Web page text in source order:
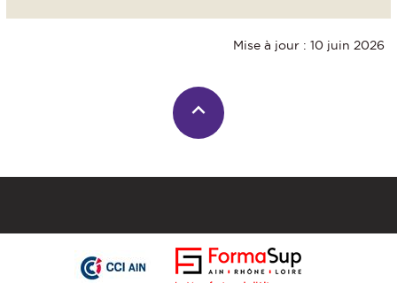
Mise à jour : 10 juin 2026